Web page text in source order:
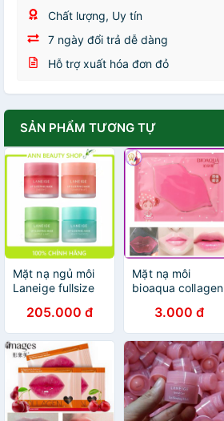
Chất lượng, Uy tín
7 ngày đổi trả dễ dàng
Hỗ trợ xuất hóa đơn đỏ
SẢN PHẨM TƯƠNG TỰ
Mặt nạ ngủ môi
Laneige fullsize
205.000 đ
Mặt nạ môi
bioaqua collagen
membrane mask
3.000 đ